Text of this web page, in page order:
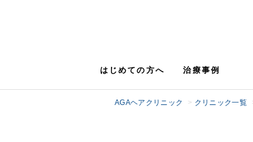
はじめての方へ 治療事例
AGAヘアクリニック クリニック一覧